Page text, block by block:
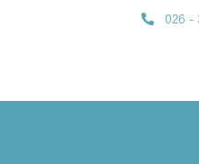
026 -